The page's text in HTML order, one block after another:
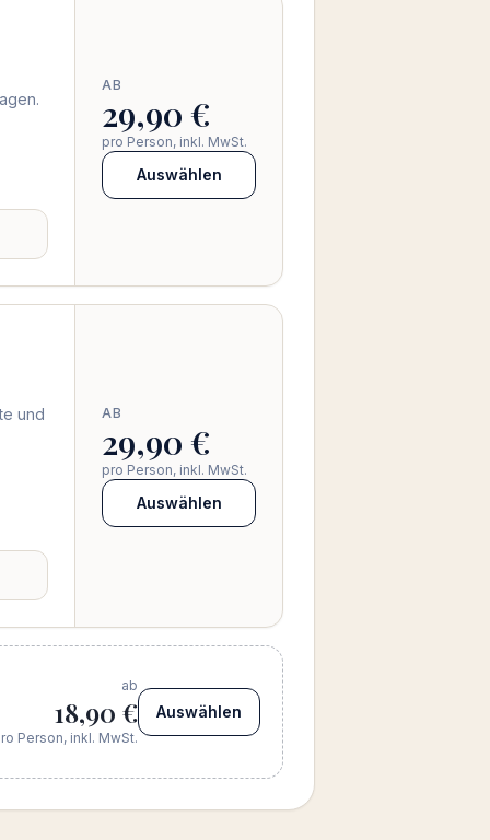
AB
29,90 €
pro Person, inkl. MwSt.
Auswählen
und
AB
29,90 €
pro Person, inkl. MwSt.
Auswählen
ab
18,90 €
Person, inkl. MwSt.
Auswählen